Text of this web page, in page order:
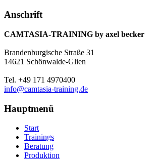
Anschrift
CAMTASIA-TRAINING by axel becker
Brandenburgische Straße 31
14621 Schönwalde-Glien
Tel. +49 171 4970400
info@camtasia-training.de
Hauptmenü
Start
Trainings
Beratung
Produktion